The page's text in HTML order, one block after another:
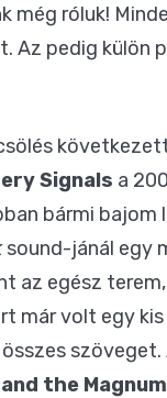
még róluk!
Az pedig
Signals a
bármi bajom
sound-jánál egy
az egész
már volt egy
szöveget.
the